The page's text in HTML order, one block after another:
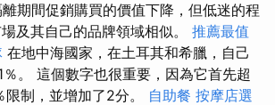
期間促銷購買的價值下降，但低迷的程
及其自己的品牌領域相似。 推薦最值
在地中海國家，在土耳其和希臘，自己
。 這個數字也很重要，因為它首先超
制，並增加了2分。 自助餐 按摩店選